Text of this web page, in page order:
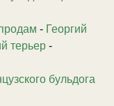
- Георгий
терьер -
бульдога